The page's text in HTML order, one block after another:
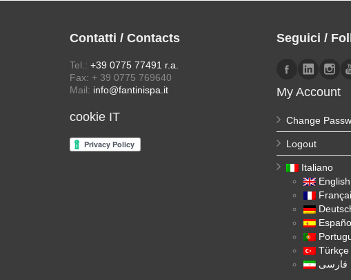
Contatti / Contacts
Tel.: +39 0775 77491 r.a.
Fax: + 39 0775 769640
Mail: info@fantinispa.it
cookie IT
Seguici /
My Account
Change
Logout
Italiano
English
Türkçe
فارسی